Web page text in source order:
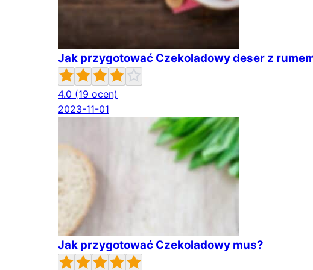
Jak przygotować Czekoladowy deser z
4.0 (19 ocen)
2023-11-01
Jak przygotować Czekoladowy mus?